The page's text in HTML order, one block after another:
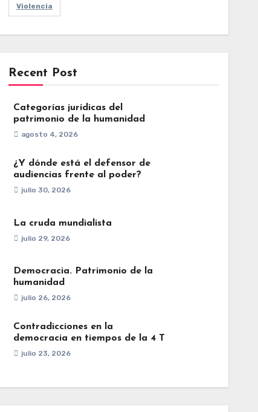
Violencia
Recent Post
Categorías jurídicas del
patrimonio de la humanidad
agosto 4, 2026
¿Y dónde está el defensor de
audiencias frente al poder?
julio 30, 2026
La cruda mundialista
julio 29, 2026
Democracia. Patrimonio de la
humanidad
julio 26, 2026
Contradicciones en la
democracia en tiempos de la 4 T
julio 23, 2026